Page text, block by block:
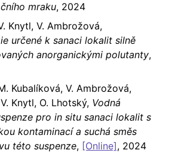
mraku, 2024
Knytl, V. Ambrožová,
určené k sanaci lokalit silně
anorganickými polutanty,
Kubalíková, V. Ambrožová,
Knytl, O. Lhotský, Vodná
pro in situ sanaci lokalit s
kontaminací a suchá směs
této suspenze, [Online], 2024